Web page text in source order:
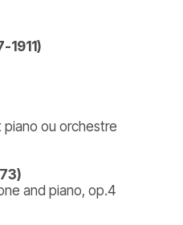
1911)
ou orchestre
and piano, op.4